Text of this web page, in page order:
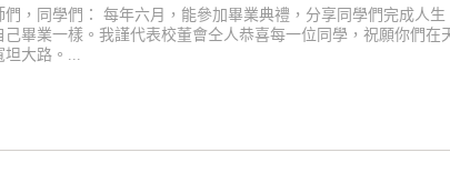
，同學們： 每年六月，能參加畢業典禮，分享同學們完成人生
畢業一樣。我謹代表校董會仝人恭喜每一位同學，祝願你們在
坦大路。...